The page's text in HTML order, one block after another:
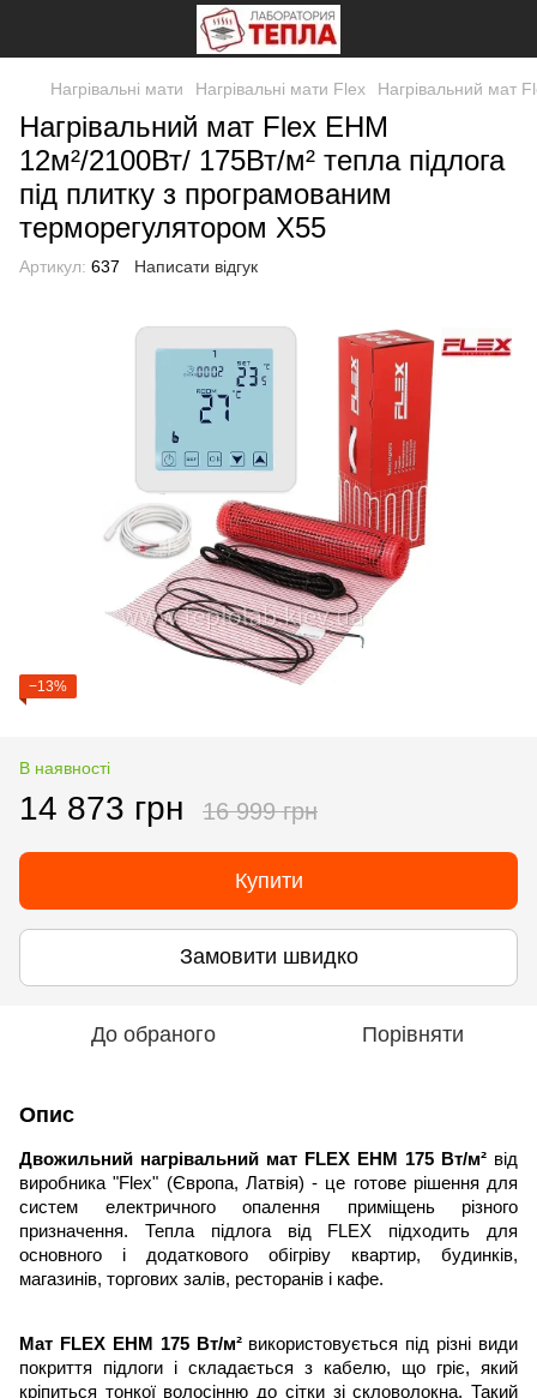
Нагрівальні мати Нагрівальні мати Flex Нагрівальний мат
Нагрівальний мат Flex EHM
12м²/2100Вт/ 175Вт/м² тепла підлога
під плитку з програмованим
терморегулятором Х55
Артикул: 637 Написати відгук
−13%
В наявності
14 873 грн 16 999 грн
Купити
Замовити швидко
До обраного Порівняти
Опис
Двожильний нагрівальний мат FLEX EHM 175 Вт/м² від
виробника "Flex" (Європа, Латвія) - це готове рішення для
систем електричного опалення приміщень різного
призначення. Тепла підлога від FLEX підходить для
основного і додаткового обігріву квартир, будинків,
магазинів, торгових залів, ресторанів і кафе.
Мат FLEX EHM 175 Вт/м²використовується під різні види
покриття підлоги і складається з кабелю, що гріє, який
кріпиться тонкої волосінню до сітки зі скловолокна. Такий